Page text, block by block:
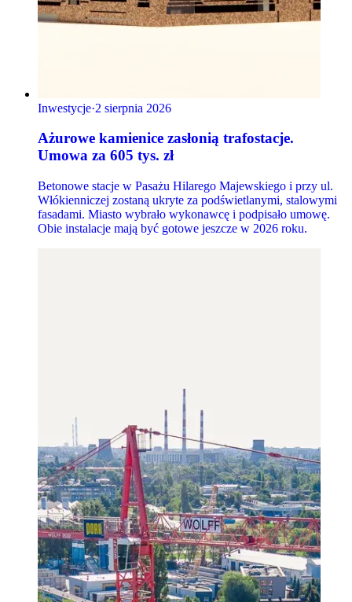
Inwestycje·2 sierpnia 2026
Ażurowe kamienice zasłonią trafostacje.
Umowa za 605 tys. zł
Betonowe stacje w Pasażu Hilarego Majewskiego i przy ul.
Włókienniczej zostaną ukryte za podświetlanymi, stalowymi
fasadami. Miasto wybrało wykonawcę i podpisało umowę.
Obie instalacje mają być gotowe jeszcze w 2026 roku.